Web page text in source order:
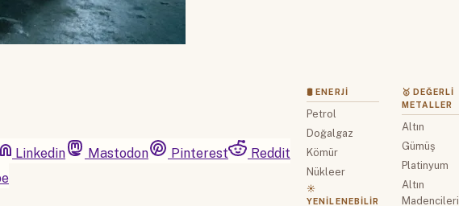
Linkedin Mastodon Pinterest
Reddit
🛢 ENERJI
Petrol
Doğalgaz
Kömür
Nükleer
☀️
YENILENEBILIR
🥇 DEĞERLI
METALLER
Altın
Gümüş
Platinyum
Altın
Madencileri